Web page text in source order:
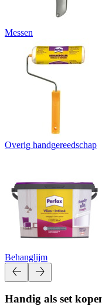
Messen
Overig handgereedschap
Behanglijm
Handig als set